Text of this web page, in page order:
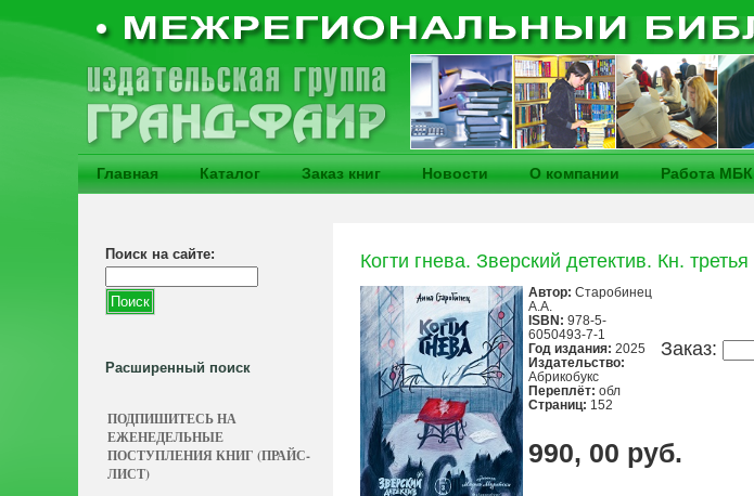
Главная Каталог Заказ книг Новости О компании Работа МБК
Поиск на сайте:
Расширенный поиск
ПОДПИШИТЕСЬ НА
ЕЖЕНЕДЕЛЬНЫЕ
ПОСТУПЛЕНИЯ КНИГ (ПРАЙС-
ЛИСТ)
Когти гнева. Зверский детектив. Кн. третья
Заказ:
Автор: Старобинец
А.А.
ISBN: 978-5-
6050493-7-1
Год издания: 2025
Издательство:
Абрикобукс
Переплёт: обл
Страниц: 152
990, 00 руб.